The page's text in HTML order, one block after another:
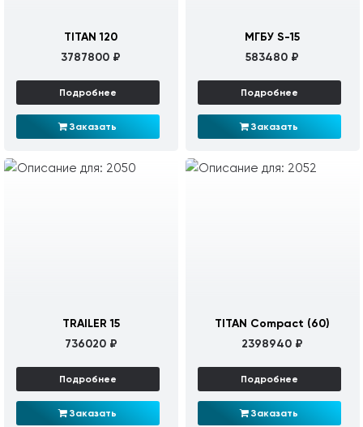
TITAN 120
3787800 ₽
Подробнее
Заказать
МГБУ S-15
583480 ₽
Подробнее
Заказать
TRAILER 15
736020 ₽
Подробнее
Заказать
TITAN Compact (60)
2398940 ₽
Подробнее
Заказать